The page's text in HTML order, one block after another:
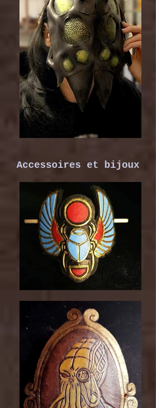
Accessoires et bijoux